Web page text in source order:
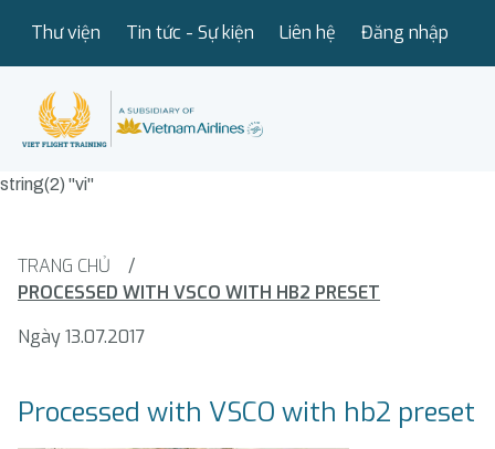
Thư viện Tin tức - Sự kiện Liên hệ Đăng nhập
string(2) "vi"
TRANG CHỦ
/
PROCESSED WITH VSCO WITH HB2 PRESET
Ngày 13.07.2017
Processed with VSCO with hb2 preset